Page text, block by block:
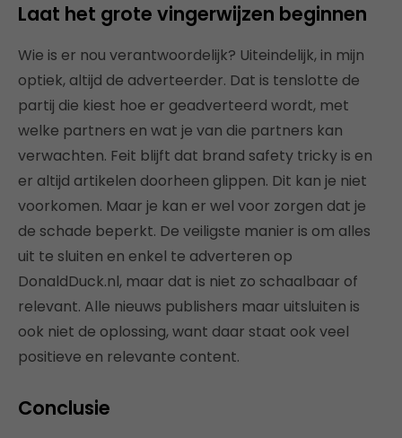
Laat het grote vingerwijzen beginnen
Wie is er nou verantwoordelijk? Uiteindelijk, in mijn
optiek, altijd de adverteerder. Dat is tenslotte de
partij die kiest hoe er geadverteerd wordt, met
welke partners en wat je van die partners kan
verwachten. Feit blijft dat brand safety tricky is en
er altijd artikelen doorheen glippen. Dit kan je niet
voorkomen. Maar je kan er wel voor zorgen dat je
de schade beperkt. De veiligste manier is om alles
uit te sluiten en enkel te adverteren op
DonaldDuck.nl, maar dat is niet zo schaalbaar of
relevant. Alle nieuws publishers maar uitsluiten is
ook niet de oplossing, want daar staat ook veel
positieve en relevante content.
Conclusie